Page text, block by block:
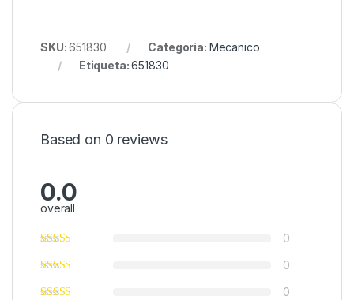
SKU:651830 Categoría: Mecanico
Etiqueta:651830
Based on 0 reviews
0.0
overall
0
0
0